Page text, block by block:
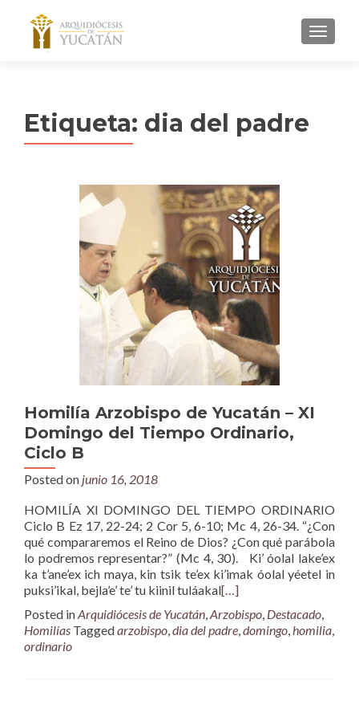
MENU
Etiqueta: dia del padre
Homilía Arzobispo de Yucatán – XI
Domingo del Tiempo Ordinario,
Ciclo B
Posted on junio 16, 2018
HOMILÍA XI DOMINGO DEL TIEMPO ORDINARIO
Ciclo B Ez 17, 22-24; 2 Cor 5, 6-10; Mc 4, 26-34. “¿Con
qué compararemos el Reino de Dios? ¿Con qué parábola
lo podremos representar?” (Mc 4, 30). Ki’ óolal lake’ex
ka t’ane’ex ich maya, kin tsik te’ex ki’imak óolal yéetel in
puksi’ikal, bejla’e’ te’ tu kiinil tuláakal[…]
Posted inArquidiócesis de Yucatán,Arzobispo, Destacado,
Homilías Taggedarzobispo,dia del padre,domingo,homilia,
ordinario